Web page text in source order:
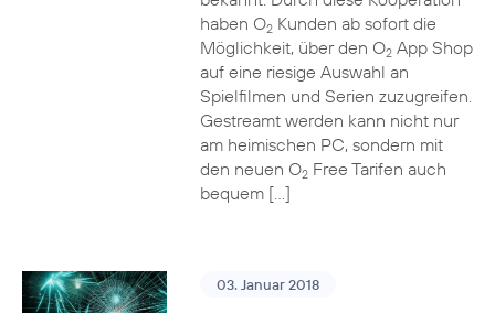
haben O2Kunden ab sofort die
Möglichkeit, über den O2App Shop
auf eine riesige Auswahl an
Spielfilmen und Serien zuzugreifen.
Gestreamt werden kann nicht nur
am heimischen PC, sondern mit
den neuen O2Free Tarifen auch
bequem […]
03. Januar 2018